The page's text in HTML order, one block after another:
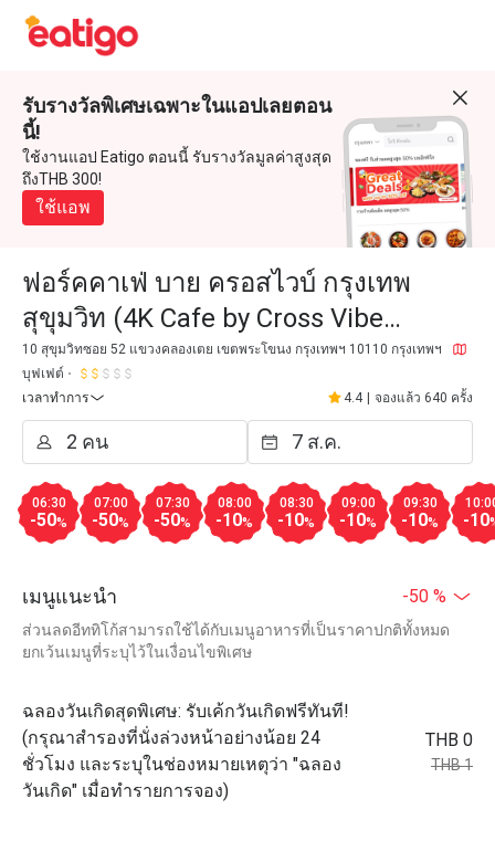
รับรางวัลพิเศษเฉพาะในแอปเลยตอน
นี้!
ใช้งานแอป Eatigo ตอนนี้ รับรางวัลมูลค่าสูงสุด
ถึงTHB 300!
ใช้แอพ
ฟอร์คคาเฟ่ บาย ครอสไวบ์ กรุงเทพ
สุขุมวิท (4K Cafe by Cross Vibe
Bangkok Sukhumvit)
10 สุขุมวิทซอย 52 แขวงคลองเตย เขตพระโขนง กรุงเทพฯ 10110 กรุงเทพฯ
บุฟเฟต์
เวลาทำการ
4.4 จองแล้ว 640 ครั้ง
06:30
-50%
07:00
-50%
07:30
-50%
08:00
-10%
08:30
-10%
09:00
-10%
09:30
-10% -10
เมนูแนะนำ -50 %
ส่วนลดอีททิโก้สามารถใช้ได้กับเมนูอาหารที่เป็นราคาปกติทั้งหมด
ยกเว้นเมนูที่ระบุไว้ในเงื่อนไขพิเศษ
ฉลองวันเกิดสุดพิเศษ: รับเค้กวันเกิดฟรีทันที!
(กรุณาสำรองที่นั่งล่วงหน้าอย่างน้อย 24
ชั่วโมง และระบุในช่องหมายเหตุว่า "ฉลอง
วันเกิด" เมื่อทำรายการจอง)
THB 0
THB 1